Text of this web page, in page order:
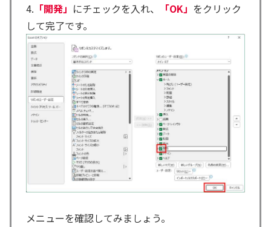
4. 「開発」 にチェックを入れ、 「OK」 をクリック
して完了です。
メニューを確認してみましょう。